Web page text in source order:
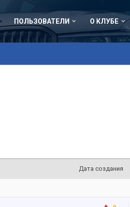
ПОЛЬЗОВАТЕЛИ О КЛУБЕ
Дата создания